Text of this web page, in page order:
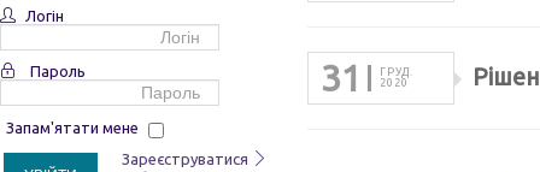
Логін
Пароль
Запам'ятати мене
Зареєструватися
31
ГРУД.
2020